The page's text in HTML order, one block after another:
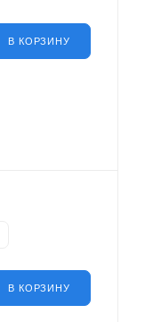
В КОРЗИНУ
В КОРЗИНУ